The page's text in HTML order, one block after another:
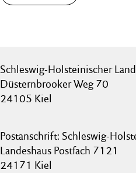
Schleswig-Holsteinischer
Düsternbrooker Weg 70
24105 Kiel
Postanschrift: Schleswig-
Landeshaus Postfach 7121
24171 Kiel